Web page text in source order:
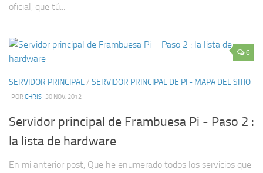
oficial, que tú...
6
SERVIDOR PRINCIPAL/ SERVIDOR PRINCIPAL DE PI - MAPA DEL SITIO
· POR CHRIS · 30 NOV, 2012
Servidor principal de Frambuesa Pi - Paso 2 :
la lista de hardware
En mi anterior post, Que he enumerado todos los servicios que